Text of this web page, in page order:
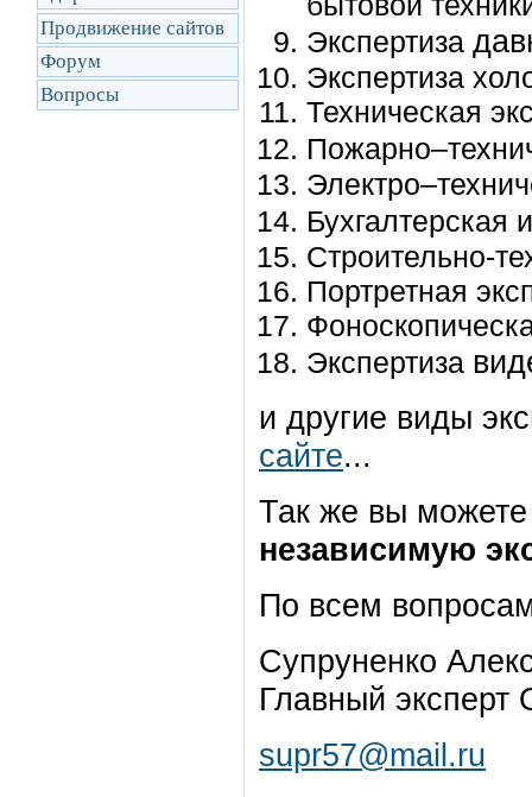
Продвижение сайтов
Форум
Вопросы
Экспертиза
Экспертиза
Техническая
Бухгалтерская
Строительно-
Портретная
Экспертиза
и другие виды
сайте...
Так же вы
независимую
По всем
Супруненко
Главный
supr57@mail.ru